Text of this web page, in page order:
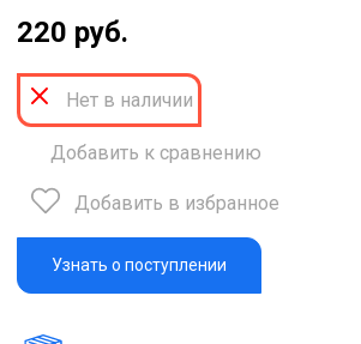
220 руб.
Нет в наличии
Добавить к сравнению
Добавить в избранное
Узнать о поступлении